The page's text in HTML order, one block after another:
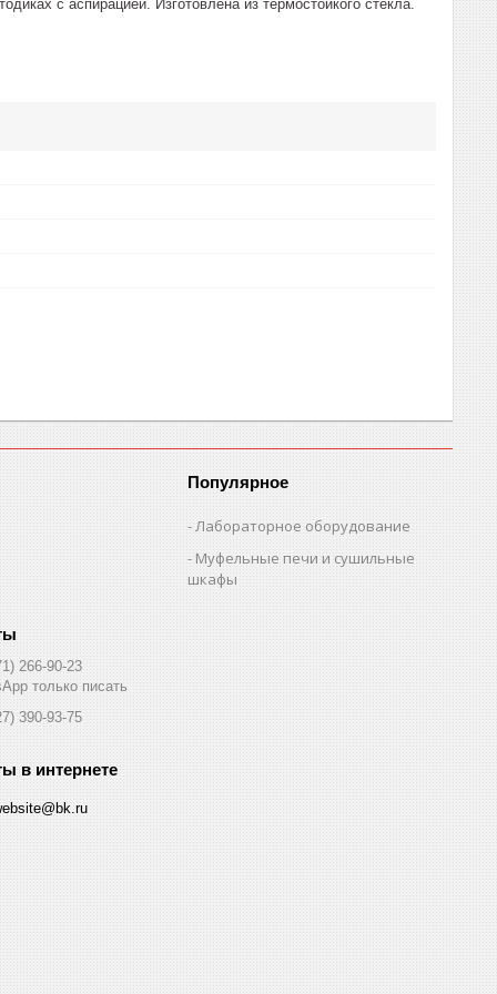
с аспирацией. Изготовлена из термостойкого стекла.
Популярное
Лабораторное оборудование
Муфельные печи и сушильные
шкафы
266-90-23
только писать
390-93-75